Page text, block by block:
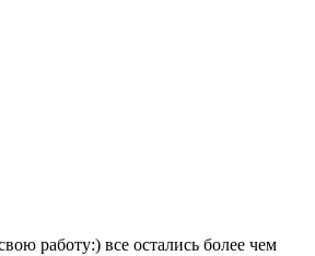
работу:) все остались более чем